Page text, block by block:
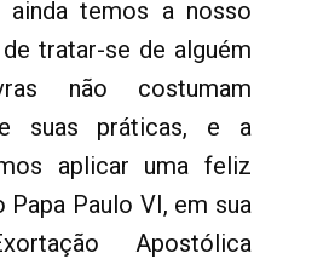
ainda temos a nosso
tratar-se de alguém
não costumam
suas práticas, e a
aplicar uma feliz
Papa Paulo VI, em sua
Apostólica